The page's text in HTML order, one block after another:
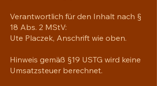
Verantwortlich für den Inhalt nach §
18 Abs. 2 MStV:
Ute Placzek, Anschrift wie oben.
Hinweis gemäß §19 USTG wird keine
Umsatzsteuer berechnet.